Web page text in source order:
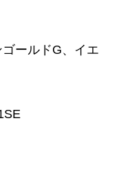
ールドG、イエ